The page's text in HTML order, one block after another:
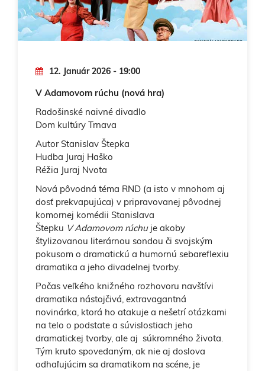
12. Január 2026 - 19:00
V Adamovom rúchu (nová hra)
Radošinské naivné divadlo
Dom kultúry Trnava
Autor Stanislav Štepka
Hudba Juraj Haško
Réžia Juraj Nvota
Nová pôvodná téma RND (a isto v mnohom aj
dosť prekvapujúca) v pripravovanej pôvodnej
komornej komédii Stanislava
Štepku V Adamovom rúchuje akoby
štylizovanou literárnou sondou či svojským
pokusom o dramatickú a humornú sebareflexiu
dramatika a jeho divadelnej tvorby.
Počas veľkého knižného rozhovoru navštívi
dramatika nástojčivá, extravagantná
novinárka, ktorá ho atakuje a nešetrí otázkami
na telo o podstate a súvislostiach jeho
dramatickej tvorby, ale aj súkromného života.
Tým kruto spovedaným, ak nie aj doslova
odhaľujúcim sa dramatikom na scéne, je